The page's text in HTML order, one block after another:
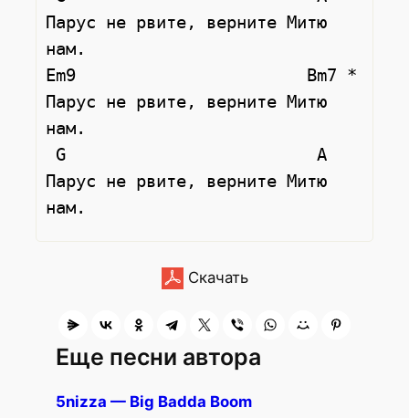
Парус не рвите, верните Митю
нам.
Em9                       Bm7 *
Парус не рвите, верните Митю
нам.
Парус не рвите, верните Митю
Скачать
Еще песни автора
5nizza — Big Badda Boom